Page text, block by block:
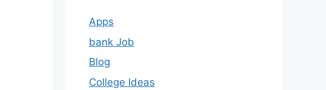
Apps
bank Job
Blog
College Ideas